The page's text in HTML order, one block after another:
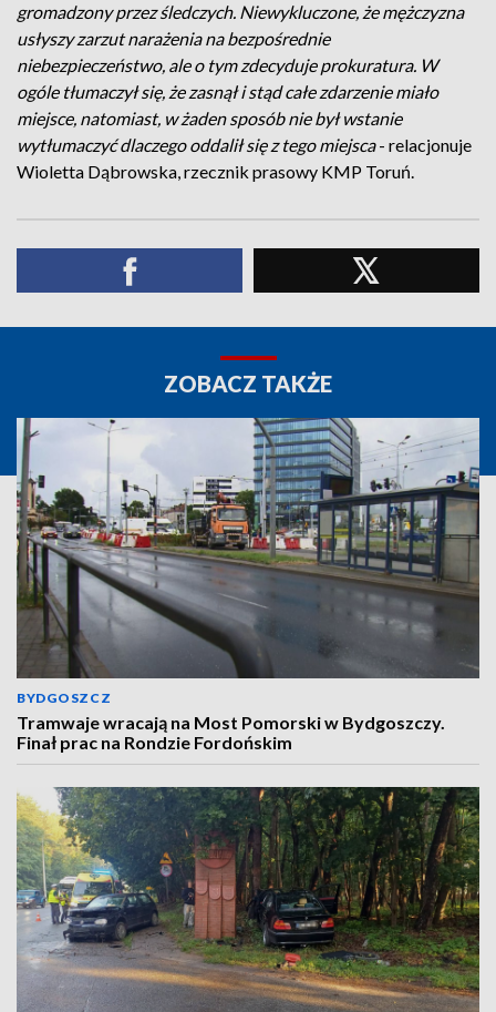
gromadzony przez śledczych. Niewykluczone, że mężczyzna
usłyszy zarzut narażenia na bezpośrednie
niebezpieczeństwo, ale o tym zdecyduje prokuratura. W
ogóle tłumaczył się, że zasnął i stąd całe zdarzenie miało
miejsce, natomiast, w żaden sposób nie był wstanie
wytłumaczyć dlaczego oddalił się z tego miejsca- relacjonuje
Wioletta Dąbrowska, rzecznik prasowy KMP Toruń.
ZOBACZ TAKŻE
BYDGOSZCZ
Tramwaje wracają na Most Pomorski w Bydgoszczy.
Finał prac na Rondzie Fordońskim